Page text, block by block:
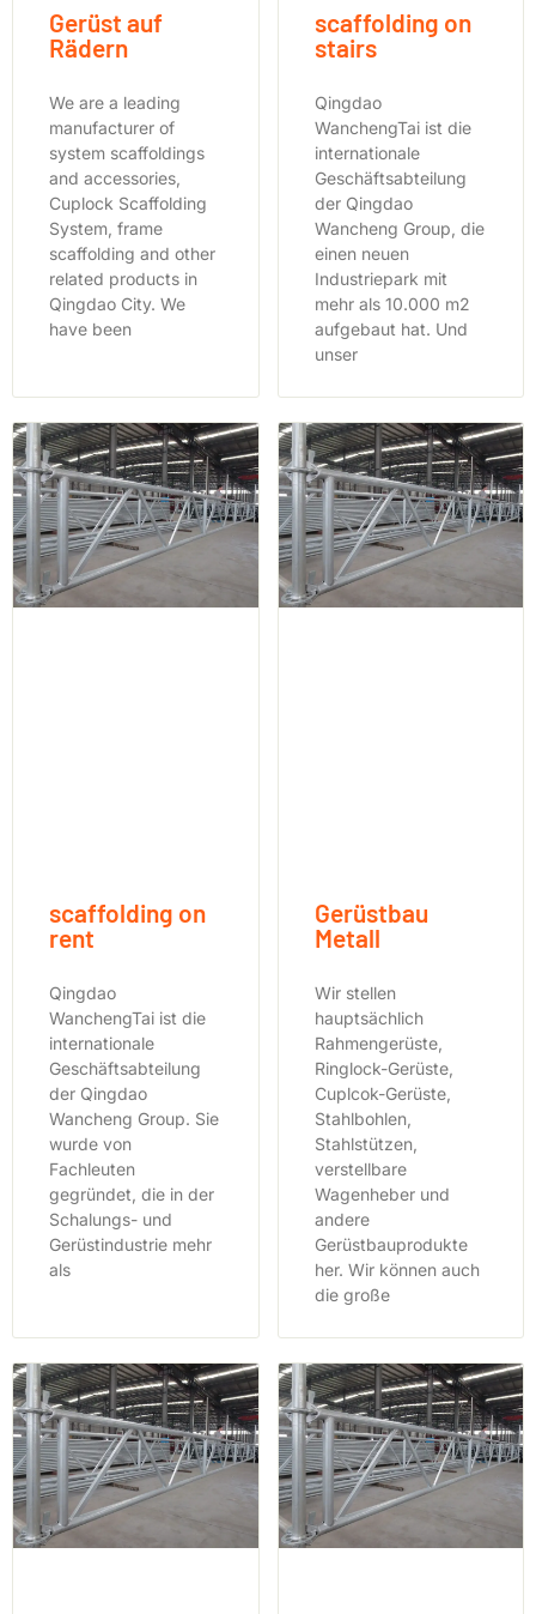
Gerüst auf
Rädern
We are a leading
manufacturer of
system scaffoldings
and accessories,
Cuplock Scaffolding
System, frame
scaffolding and other
related products in
Qingdao City. We
have been
scaffolding on
stairs
Qingdao
WanchengTai ist die
internationale
Geschäftsabteilung
der Qingdao
Wancheng Group, die
einen neuen
Industriepark mit
mehr als 10.000 m2
aufgebaut hat. Und
unser
scaffolding on
rent
Qingdao
WanchengTai ist die
internationale
Geschäftsabteilung
der Qingdao
Wancheng Group. Sie
wurde von
Fachleuten
gegründet, die in der
Schalungs- und
Gerüstindustrie mehr
als
Gerüstbau
Metall
Wir stellen
hauptsächlich
Rahmengerüste,
Ringlock-Gerüste,
Cuplcok-Gerüste,
Stahlbohlen,
Stahlstützen,
verstellbare
Wagenheber und
andere
Gerüstbauprodukte
her. Wir können auch
die große